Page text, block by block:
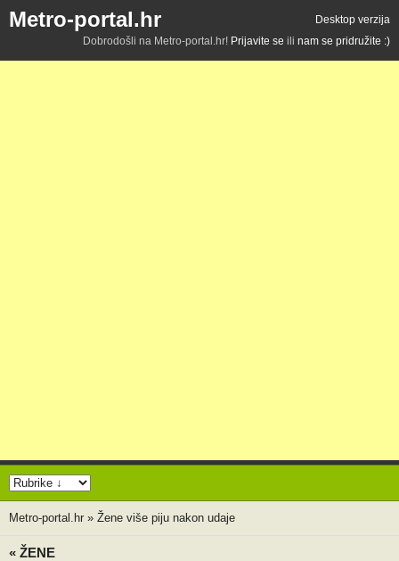
Metro-portal.hr
Desktop verzija
Dobrodošli na Metro-portal.hr! Prijavite se ili nam se pridružite :)
Metro-portal.hr » Žene više piju nakon udaje
« ŽENE